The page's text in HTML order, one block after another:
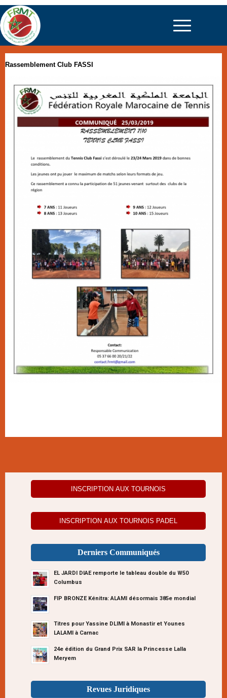
Rassemblement Club FASSI
INSCRIPTION AUX TOURNOIS
INSCRIPTION AUX TOURNOIS PADEL
Derniers Communiqués
EL JARDI DIAE remporte le tableau double du W50
Columbus
FIP BRONZE Kénitra: ALAMI désormais 385e mondial
Titres pour Yassine DLIMI à Monastir et Younes
LALAMI à Carnac
24e édition du Grand Prix SAR la Princesse Lalla
Meryem
Revues Juridiques